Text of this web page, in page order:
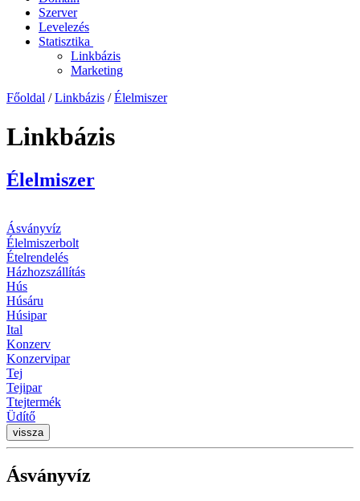
Szerver
Levelezés
Statisztika
Linkbázis
Marketing
Főoldal /Linkbázis /Élelmiszer
Linkbázis
Élelmiszer
Ásványvíz
Élelmiszerbolt
Ételrendelés
Házhozszállítás
Hús
Húsáru
Húsipar
Ital
Konzerv
Konzervipar
Tej
Tejipar
Ttejtermék
Üdítő
vissza
Ásványvíz